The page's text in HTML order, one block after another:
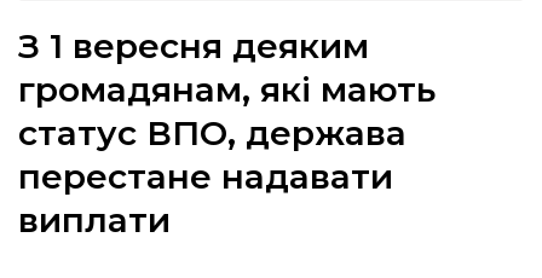
З 1 вересня деяким
громадянам, які мають
статус ВПО, держава
перестане надавати
виплати